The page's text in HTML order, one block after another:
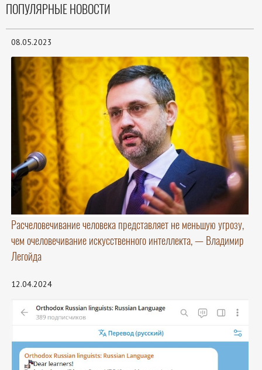
ПОПУЛЯРНЫЕ НОВОСТИ
08.05.2023
Расчеловечивание человека представляет не меньшую угрозу,
чем очеловечивание искусственного интеллекта, — Владимир
Легойда
12.04.2024